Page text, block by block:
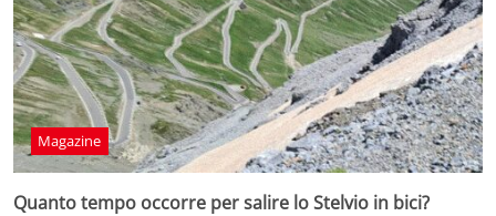
Magazine
Quanto tempo occorre per salire lo Stelvio in bici?